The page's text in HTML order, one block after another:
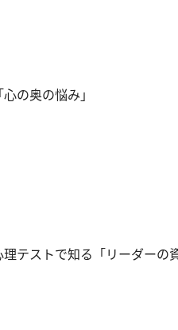
の奥の悩み」
テストで知る「リーダーの資